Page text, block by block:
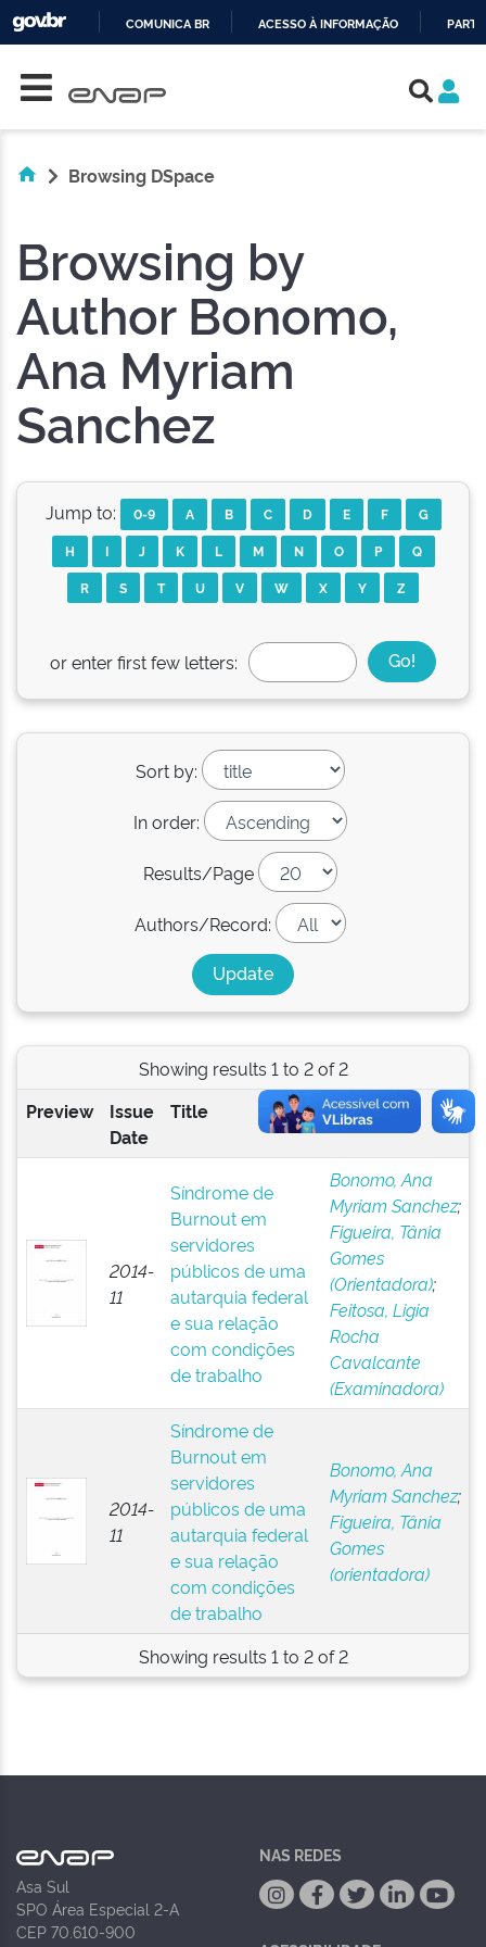
COMUNICA BR ACESSO À INFORMAÇÃO
Browsing DSpace
Browsing by
Author Bonomo,
Ana Myriam
Sanchez
Jump to: 0-9 A B C D E F
G
H
I J K L M N O P
Q
R
S T U V W X Y Z
or enter first few letters:
Sort by:
In order:
Results/Page
Authors/Record:
Showing results 1 to 2 of 2
Preview
Issue
Date
Title Author(s)
2014-
11
Síndrome de
Burnout em
servidores
públicos de uma
autarquia federal
e sua relação
com condições
de trabalho
Bonomo, Ana
Myriam Sanchez;
Figueira, Tânia
Gomes
(Orientadora);
Feitosa, Ligia
Rocha
Cavalcante
(Examinadora)
2014-
11
Síndrome de
Burnout em
servidores
públicos de uma
autarquia federal
e sua relação
com condições
de trabalho
Bonomo, Ana
Myriam Sanchez;
Figueira, Tânia
Gomes
(orientadora)
Showing results 1 to 2 of 2
Asa Sul
SPO Área Especial 2-A
CEP 70.610-900
NAS REDES